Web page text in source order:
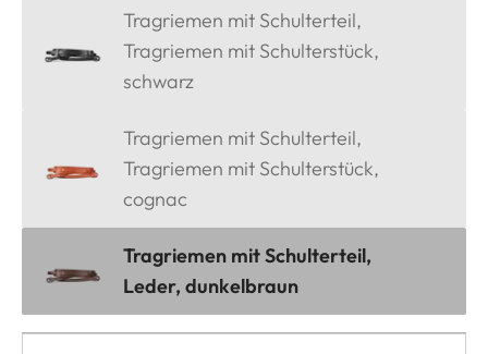
Tragriemen mit Schulterteil,
Tragriemen mit Schulterstück,
schwarz
Tragriemen mit Schulterteil,
Tragriemen mit Schulterstück,
cognac
Tragriemen mit Schulterteil,
Leder, dunkelbraun